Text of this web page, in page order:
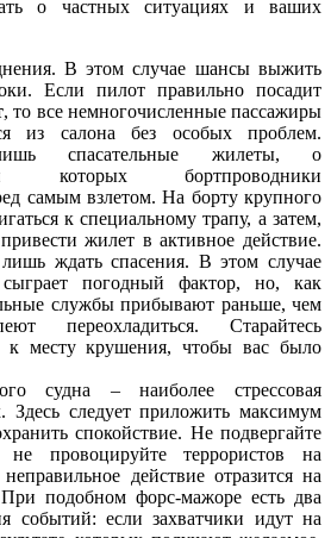
о частных ситуациях и ваших
В этом случае шансы выжить
Если пилот правильно посадит
, то все немногочисленные пассажиры
из салона без особых проблем.
спасательные жилеты, о
которых бортпроводники
самым взлетом. На борту крупного
к специальному трапу, а затем,
жилет в активное действие.
лишь ждать спасения. В этом случае
погодный фактор, но, как
службы прибывают раньше, чем
переохладиться. Старайтесь
к месту крушения, чтобы вас было
судна – наиболее стрессовая
Здесь следует приложить максимум
спокойствие. Не подвергайте
не провоцируйте террористов на
действие отразится на
подобном форс-мажоре есть два
событий: если захватчики идут на